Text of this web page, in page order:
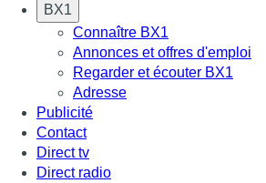
BX1
Connaître BX1
Annonces et offres d'emploi
Regarder et écouter BX1
Adresse
Publicité
Contact
Direct tv
Direct radio